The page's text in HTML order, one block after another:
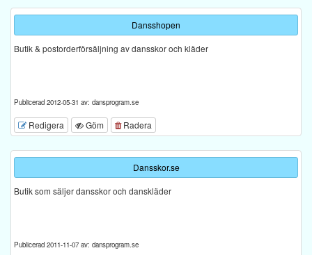
Dansshopen
Butik & postorderförsäljning av dansskor och kläder
Publicerad 2012-05-31 av: dansprogram.se
Redigera Göm Radera
Dansskor.se
Butik som säljer dansskor och danskläder
Publicerad 2011-11-07 av: dansprogram.se